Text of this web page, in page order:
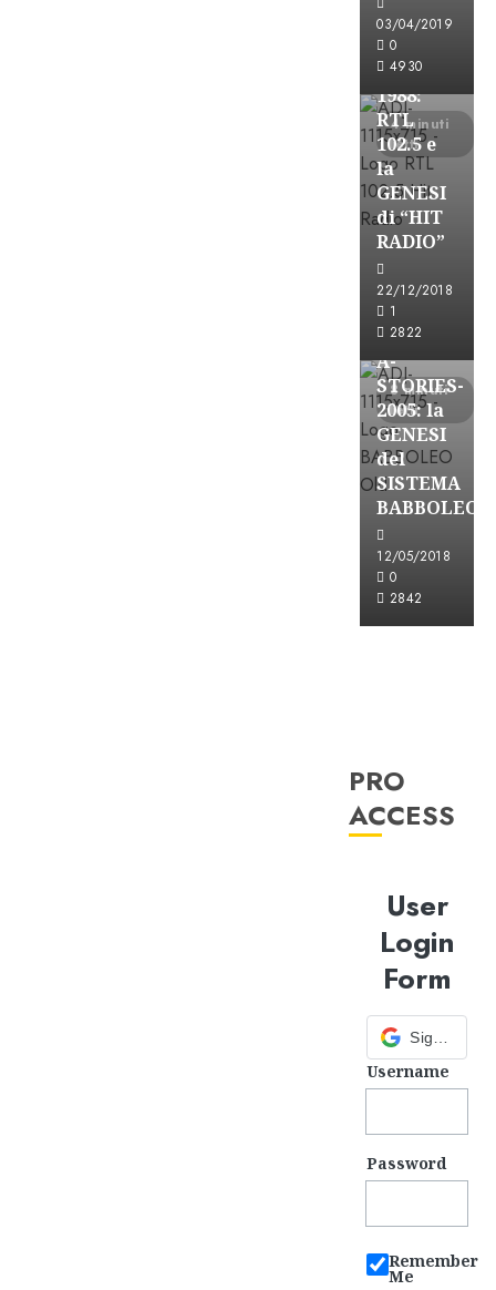
03/04/2019
0
4930
4 minuti
letti
FREE
A-
STORIES-
1988:
RTL
102.5 e
la
GENESI
di “HIT
RADIO”
22/12/2018
1
2822
8 minuti
letti
Formazione
FREE
A-
STORIES-
2005: la
GENESI
del
SISTEMA
BABBOLEO
12/05/2018
0
2842
PRO
ACCESS
User
Login
Form
Username
Password
Remember
Me